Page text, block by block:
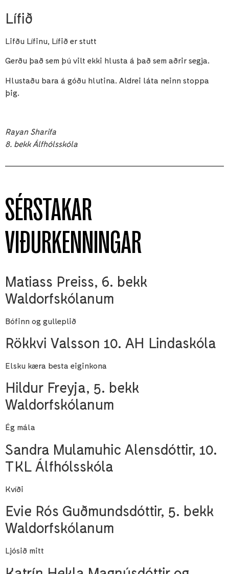
Lífið
Lifðu Lífinu, Lífið er stutt
Gerðu það sem þú vilt ekki hlusta á það sem aðrir segja.
Hlustaðu bara á góðu hlutina. Aldrei láta neinn stoppa
þig.
Rayan Sharifa
8. bekk Álfhólsskóla
SÉRSTAKAR
VIÐURKENNINGAR
Matiass Preiss, 6. bekk
Waldorfskólanum
Bófinn og gulleplið
Rökkvi Valsson 10. AH Lindaskóla
Elsku kæra besta eiginkona
Hildur Freyja, 5. bekk
Waldorfskólanum
Ég mála
Sandra Mulamuhic Alensdóttir, 10.
TKL Álfhólsskóla
Kvíði
Evie Rós Guðmundsdóttir, 5. bekk
Waldorfskólanum
Ljósið mitt